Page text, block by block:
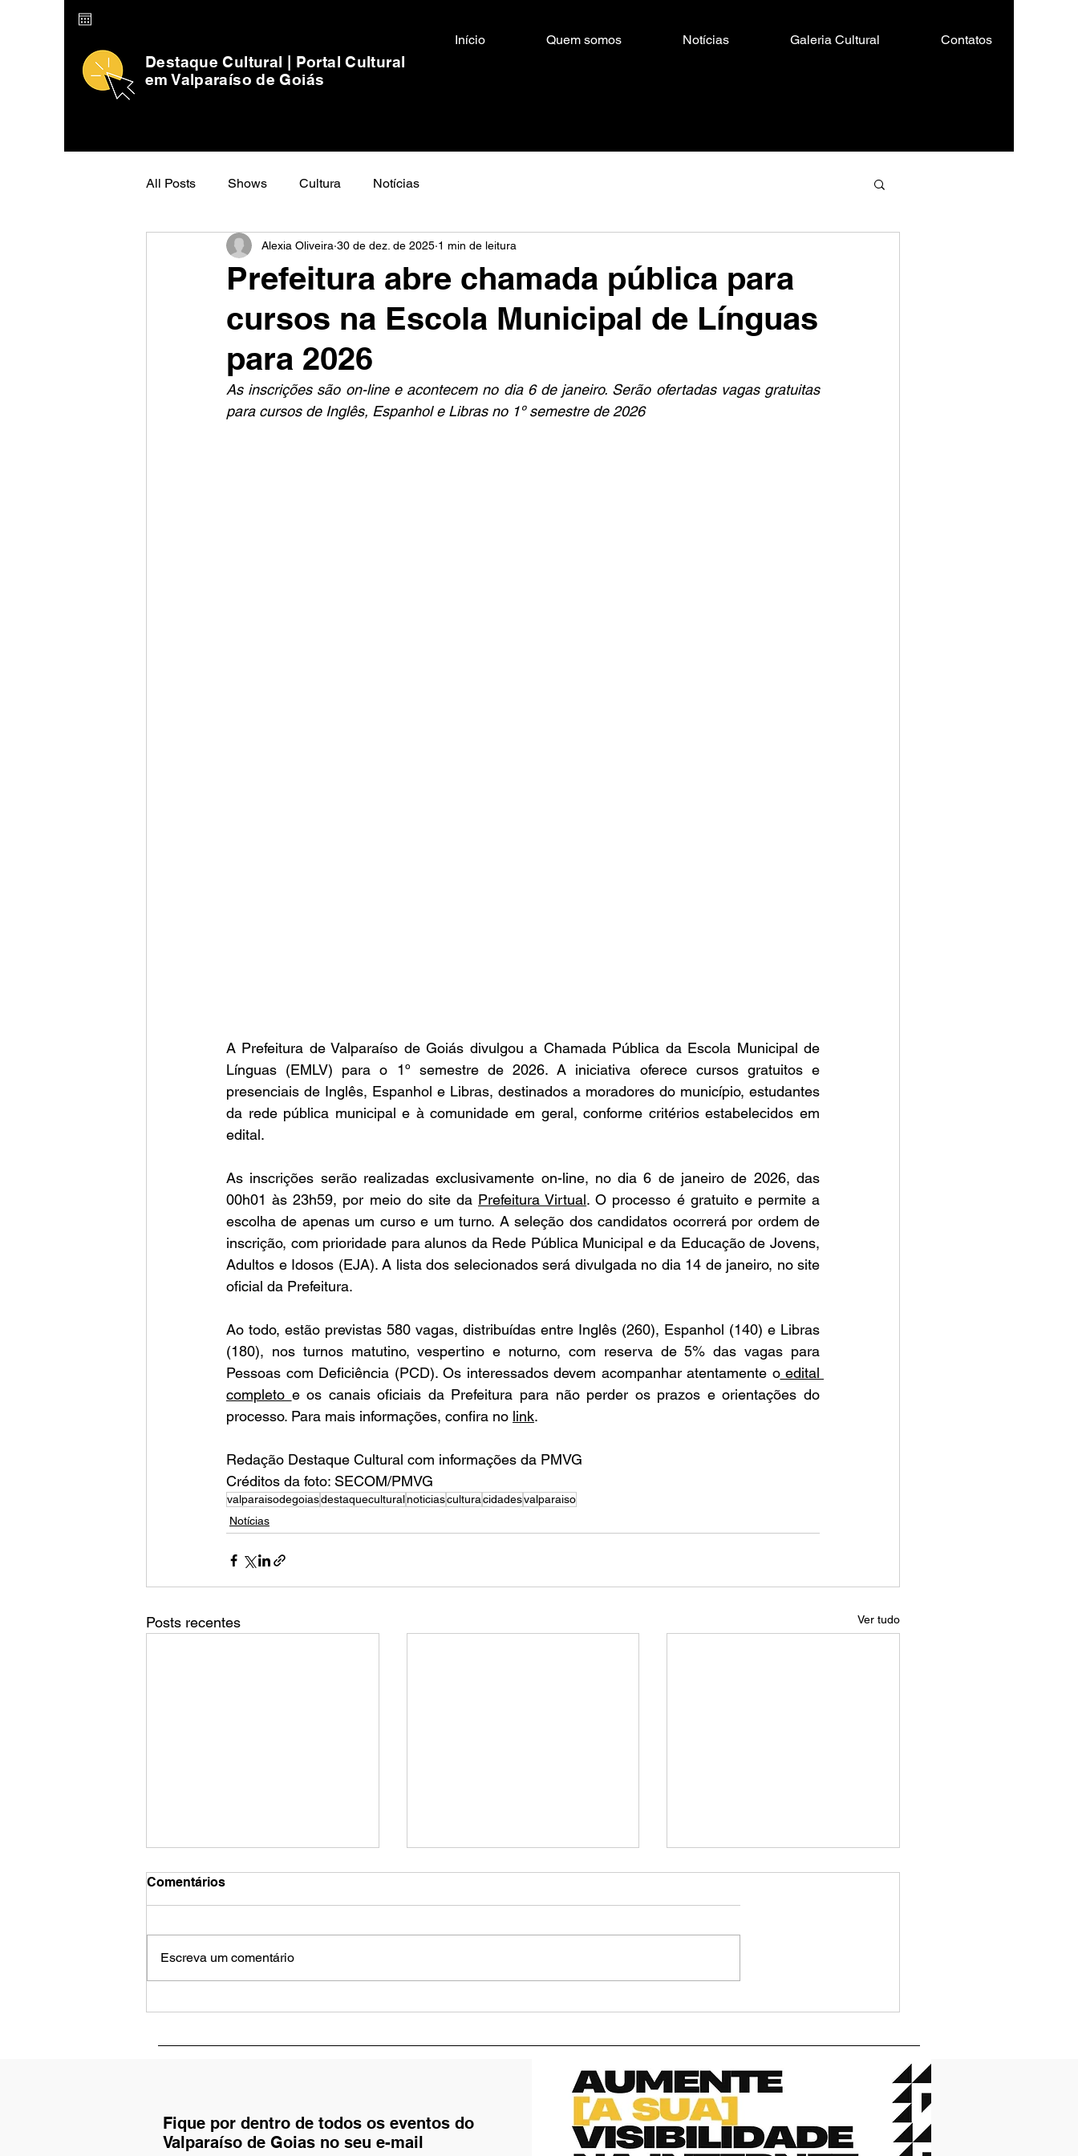
Destaque Cultural | Portal Cultural
em Valparaíso de Goiás
Início Quem somos Notícias Galeria Cultural Contatos
All Posts Shows Cultura Notícias
Prefeitura abre chamada pública para
cursos na Escola Municipal de Línguas
para 2026
Alexia Oliveira 30 de dez. de 2025 1 min de leitura
As inscrições são on-line e acontecem no dia 6 de janeiro. Serão ofertadas vagas gratuitas
para cursos de Inglês, Espanhol e Libras no 1º semestre de 2026
A Prefeitura de Valparaíso de Goiás divulgou a Chamada Pública da Escola Municipal de
Línguas (EMLV) para o 1º semestre de 2026. A iniciativa oferece cursos gratuitos e
presenciais de Inglês, Espanhol e Libras, destinados a moradores do município, estudantes
da rede pública municipal e à comunidade em geral, conforme critérios estabelecidos em
edital.
As inscrições serão realizadas exclusivamente on-line, no dia 6 de janeiro de 2026, das
00h01 às 23h59, por meio do site da Prefeitura Virtual. O processo é gratuito e permite a
escolha de apenas um curso e um turno. A seleção dos candidatos ocorrerá por ordem de
inscrição, com prioridade para alunos da Rede Pública Municipal e da Educação de Jovens,
Adultos e Idosos (EJA). A lista dos selecionados será divulgada no dia 14 de janeiro, no site
oficial da Prefeitura.
Ao todo, estão previstas 580 vagas, distribuídas entre Inglês (260), Espanhol (140) e Libras
(180), nos turnos matutino, vespertino e noturno, com reserva de 5% das vagas para
Pessoas com Deficiência (PCD). Os interessados devem acompanhar atentamente o edital
completo e os canais oficiais da Prefeitura para não perder os prazos e orientações do
processo. Para mais informações, confira no link.
Redação Destaque Cultural com informações da PMVG
Créditos da foto: SECOM/PMVG
valparaisodegoiasdestaqueculturalnoticiasculturacidadesvalparaiso
Notícias
Posts recentes Ver tudo
Comentários
Escreva um comentário
Fique por dentro de todos os eventos do
Valparaíso de Goias no seu e-mail